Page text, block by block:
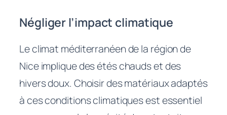
Négliger l’impact climatique
Le climat méditerranéen de la région de
Nice implique des étés chauds et des
hivers doux. Choisir des matériaux adaptés
à ces conditions climatiques est essentiel